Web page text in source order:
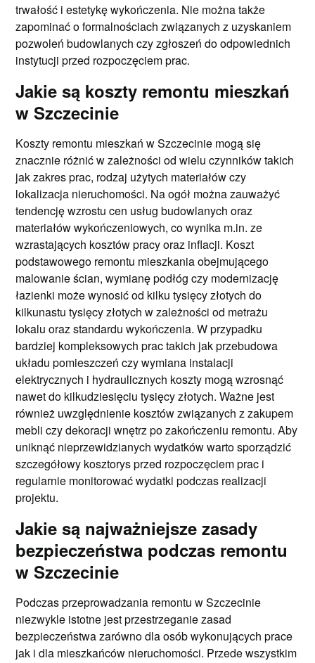
trwałość i estetykę wykończenia. Nie można także
zapominać o formalnościach związanych z uzyskaniem
pozwoleń budowlanych czy zgłoszeń do odpowiednich
instytucji przed rozpoczęciem prac.
Jakie są koszty remontu mieszkań
w Szczecinie
Koszty remontu mieszkań w Szczecinie mogą się
znacznie różnić w zależności od wielu czynników takich
jak zakres prac, rodzaj użytych materiałów czy
lokalizacja nieruchomości. Na ogół można zauważyć
tendencję wzrostu cen usług budowlanych oraz
materiałów wykończeniowych, co wynika m.in. ze
wzrastających kosztów pracy oraz inflacji. Koszt
podstawowego remontu mieszkania obejmującego
malowanie ścian, wymianę podłóg czy modernizację
łazienki może wynosić od kilku tysięcy złotych do
kilkunastu tysięcy złotych w zależności od metrażu
lokalu oraz standardu wykończenia. W przypadku
bardziej kompleksowych prac takich jak przebudowa
układu pomieszczeń czy wymiana instalacji
elektrycznych i hydraulicznych koszty mogą wzrosnąć
nawet do kilkudziesięciu tysięcy złotych. Ważne jest
również uwzględnienie kosztów związanych z zakupem
mebli czy dekoracji wnętrz po zakończeniu remontu. Aby
uniknąć nieprzewidzianych wydatków warto sporządzić
szczegółowy kosztorys przed rozpoczęciem prac i
regularnie monitorować wydatki podczas realizacji
projektu.
Jakie są najważniejsze zasady
bezpieczeństwa podczas remontu
w Szczecinie
Podczas przeprowadzania remontu w Szczecinie
niezwykle istotne jest przestrzeganie zasad
bezpieczeństwa zarówno dla osób wykonujących prace
jak i dla mieszkańców nieruchomości. Przede wszystkim